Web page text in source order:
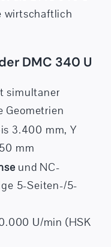
wirtschaftlich
DMC 340 U
simultaner
Geometrien
3.400 mm, Y
mm
und NC-
5-Seiten-/5-
U/min (HSK